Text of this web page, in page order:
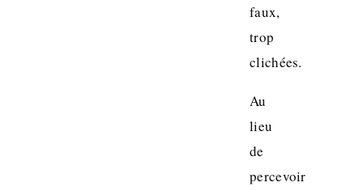
faux,
trop
clichées.
Au
lieu
de
percevoir